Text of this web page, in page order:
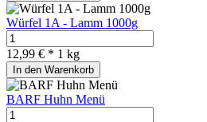
Würfel 1A - Lamm 1000g
12,99 € * 1 kg
In den Warenkorb
BARF Huhn Menü